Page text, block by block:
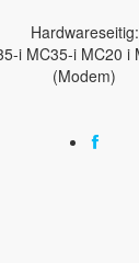
Hardwareseitig:
i MC35-i MC20 i
(Modem)